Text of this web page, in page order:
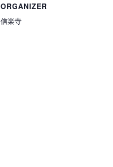
ORGANIZER
信楽寺